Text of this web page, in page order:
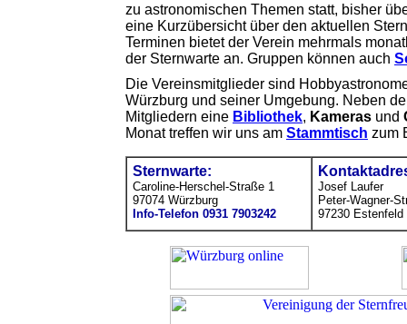
zu astronomischen Themen statt, bisher
eine Kurzübersicht über den aktuellen
Terminen bietet der Verein mehrmals
der Sternwarte an. Gruppen können auch
Die Vereinsmitglieder sind
Würzburg und seiner Umgebung. Neben
Mitgliedern eine Bibliothek, Kameras und
Monat treffen wir uns am Stammtisch zum
Sternwarte:
Caroline-Herschel-Straße 1
97074 Würzburg
Info-Telefon 0931 7903242
Josef Laufer
Peter-Wagner-
97230 Estenfeld